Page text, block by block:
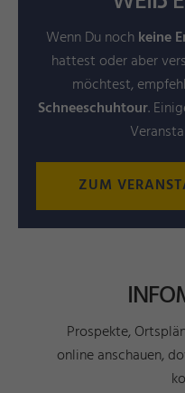
Wenn Du nochkeine
hattest oder aber
möchtest,
Schneeschuhtour.
ZUM
Prospekte,
online anschauen,